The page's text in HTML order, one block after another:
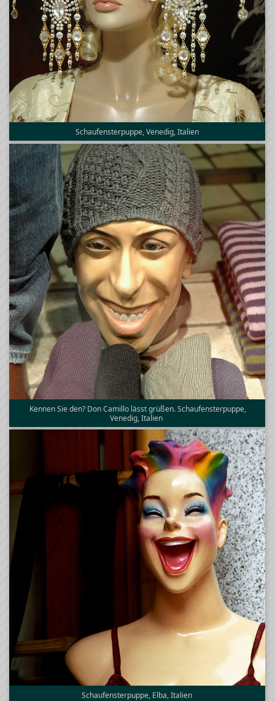
Schaufensterpuppe, Venedig, Italien
Kennen Sie den? Don Camillo lässt grüßen. Schaufensterpuppe,
Venedig, Italien
Schaufensterpuppe, Elba, Italien